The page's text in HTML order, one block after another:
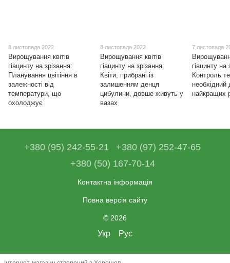
8 листопада 2022
Вирощування квітів
гіацинту на зрізання:
Планування цвітіння в
залежності від
температури, що
охолоджує
8 листопада 2022
Вирощування квітів
гіацинту на зрізання:
Квіти, прибрані із
залишенням денця
цибулини, довше живуть у
вазах
7 листопада
гіацинту на
Контроль
найкращих
+380 (95) 242-55-21
+380 (97) 252-47-65
+380 (50) 167-70-14
Контактна інформація
Повна версія сайту
© 2026
Укр Рус